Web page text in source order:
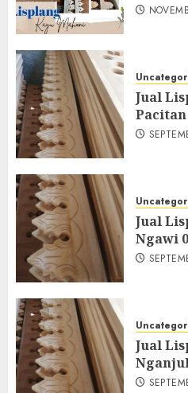
Jual
Pacitan
Jual
Ngawi
Jual